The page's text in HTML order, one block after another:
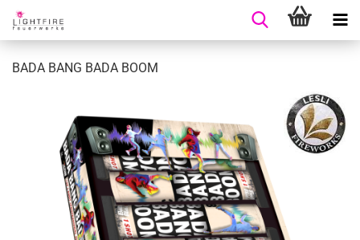
BADA BANG BADA BOOM